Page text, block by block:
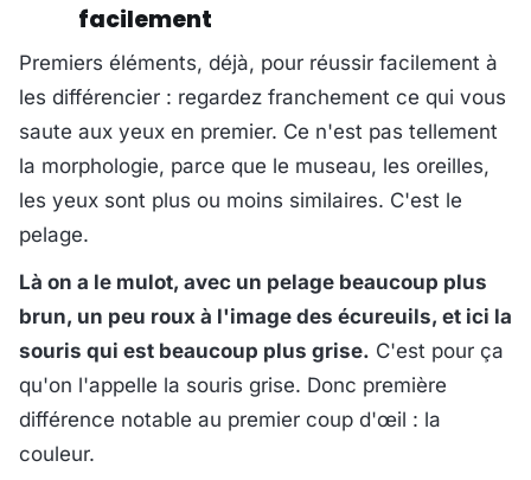
facilement
Premiers éléments, déjà, pour réussir facilement à
les différencier : regardez franchement ce qui vous
saute aux yeux en premier. Ce n'est pas tellement
la morphologie, parce que le museau, les oreilles,
les yeux sont plus ou moins similaires. C'est le
pelage.
Là on a le mulot, avec un pelage beaucoup plus
brun, un peu roux à l'image des écureuils, et ici la
souris qui est beaucoup plus grise. C'est pour ça
qu'on l'appelle la souris grise. Donc première
différence notable au premier coup d'œil : la
couleur.